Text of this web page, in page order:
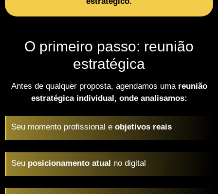
O primeiro passo: reunião
estratégica
Antes de qualquer proposta, agendamos uma reunião
estratégica individual, onde analisamos:
Seu momento profissional e objetivos reais
Seu posicionamento atual no digital